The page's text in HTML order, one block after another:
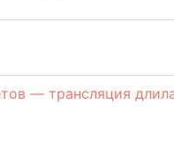
— трансляция